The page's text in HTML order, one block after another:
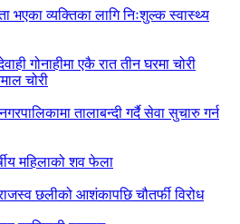
भएका व्यक्तिका लागि निःशुल्क स्वास्थ्य
गोनाहीमा एकै रात तीन घरमा चोरी
चोरी
तालाबन्दी गर्दै सेवा सुचारु गर्न
महिलाको शव फेला
छलीको आशंकापछि चौतर्फी विरोध